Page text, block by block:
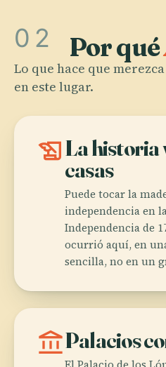
02 Por qué
Lo que hace que
en este lugar.
history_eduLa historia
casas
Puede tocar la
independencia en
Independencia de
ocurrió aquí, en
sencilla, no en un
account_balancePalacios